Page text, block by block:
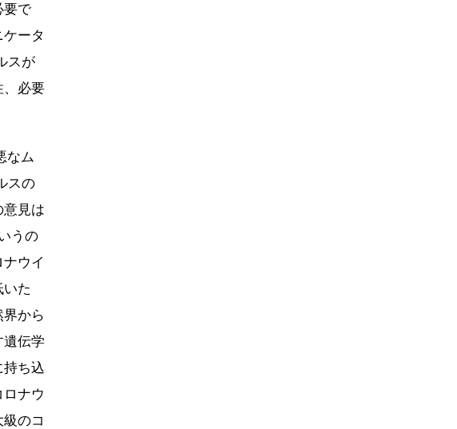
要で
ータ
スが
、必要
なム
スの
意見は
うの
ウイ
た
から
遺伝学
持ち込
ナウ
のコ